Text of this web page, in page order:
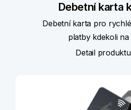
Debetní karta
Debetní karta pro
platby kdekoli na
Detail produktu